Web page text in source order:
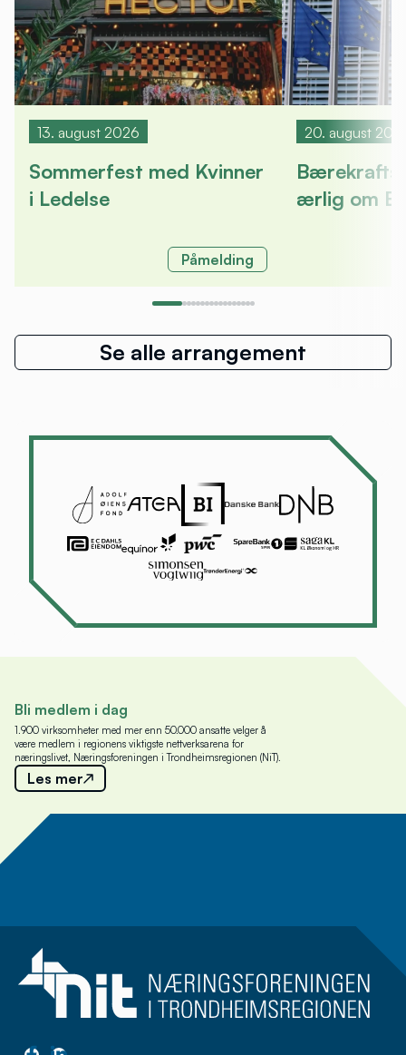
13. august 2026
Sommerfest med Kvinner
i Ledelse
Påmelding
20. august
ærlig om
Se alle arrangement
Bli medlem i dag
1.900 virksomheter med mer enn 50.000 ansatte velger å
være medlem i regionens viktigste nettverksarena for
næringslivet, Næringsforeningen i Trondheimsregionen (NiT).
Les mer